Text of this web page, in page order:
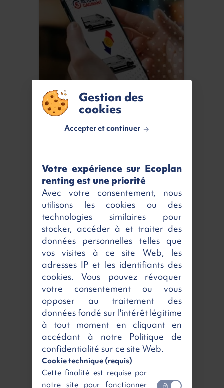
Notre exclusivité :
le Retour Gagnant
⚡Electrique⚡
RENAULT KANGOO VAN E-TECH
L2
Advance + 3 Places
AC22/DC80
Electrique | Neuf | Automatique| 4m3
Loyer
255 €HT
/ mois
Retour gagnant
4 515 €HT
Gestion des
cookies
Accepter et continuer
Votre expérience sur Ecoplan
renting est une priorité
Avec votre consentement, nous
utilisons les cookies ou des
technologies similaires pour
stocker, accéder à et traiter des
données personnelles telles que
vos visites à ce site Web, les
adresses IP et les identifiants des
cookies. Vous pouvez révoquer
votre consentement ou vous
opposer au traitement des
données fondé sur l'intérêt légitime
à tout moment en cliquant en
accédant à notre Politique de
confidentialité sur ce site Web.
Cookie technique (requis)
Cette finalité est requise par